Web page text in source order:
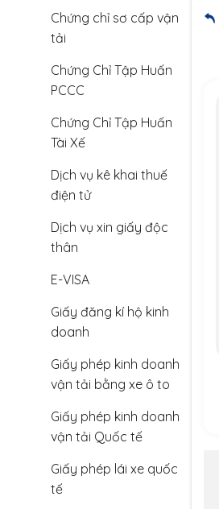
Chứng chỉ sơ cấp vận
tải
Chứng Chỉ Tập Huấn
PCCC
Chứng Chỉ Tập Huấn
Tài Xế
Dịch vụ kê khai thuế
điện tử
Dịch vụ xin giấy độc
thân
E-VISA
Giấy đăng kí hộ kinh
doanh
Giấy phép kinh doanh
vận tải bằng xe ô to
Giấy phép kinh doanh
vận tải Quốc tế
Giấy phép lái xe quốc
tế